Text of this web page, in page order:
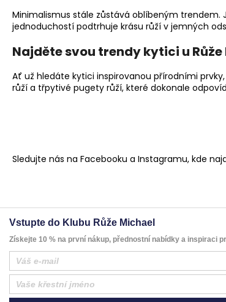
Minimalismus stále zůstává oblíbeným trendem.
jednoduchostí podtrhuje krásu růží v jemných
Najděte svou trendy kytici u
Ať už hledáte kytici inspirovanou přírodními
růží a třpytivé pugety růží, které dokonale
Sledujte nás na Facebooku a Instagramu, kde
Vstupte do Klubu Růže Michael
Získejte 10 % na první nákup, přednostní nabídky a inspiraci